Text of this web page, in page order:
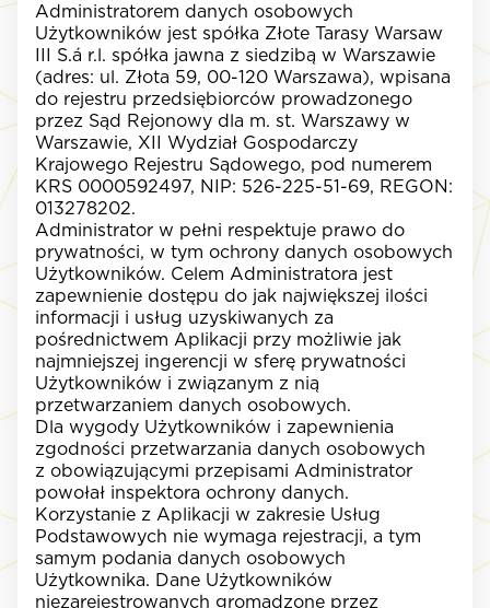
Administratorem danych osobowych
Użytkowników jest spółka Złote Tarasy Warsaw
III S.á r.l. spółka jawna z siedzibą w Warszawie
(adres: ul. Złota 59, 00-120 Warszawa), wpisana
do rejestru przedsiębiorców prowadzonego
przez Sąd Rejonowy dla m. st. Warszawy w
Warszawie, XII Wydział Gospodarczy
Krajowego Rejestru Sądowego, pod numerem
KRS 0000592497, NIP: 526-225-51-69, REGON:
013278202.
Administrator w pełni respektuje prawo do
prywatności, w tym ochrony danych osobowych
Użytkowników. Celem Administratora jest
zapewnienie dostępu do jak największej ilości
informacji i usług uzyskiwanych za
pośrednictwem Aplikacji przy możliwie jak
najmniejszej ingerencji w sferę prywatności
Użytkowników i związanym z nią
przetwarzaniem danych osobowych.
Dla wygody Użytkowników i zapewnienia
zgodności przetwarzania danych osobowych
z obowiązującymi przepisami Administrator
powołał inspektora ochrony danych.
Korzystanie z Aplikacji w zakresie Usług
Podstawowych nie wymaga rejestracji, a tym
samym podania danych osobowych
Użytkownika. Dane Użytkowników
niezarejestrowanych gromadzone przez